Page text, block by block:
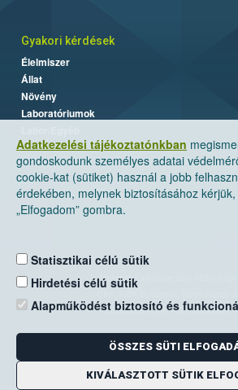
Adatkezelési tájékoztatónkban
gondoskodunk személyes adatai
cookie-kat (sütiket) használ a jobb
érdekében, melynek biztosításához
„Elfogadom” gombra.
Statisztikai célú sütik
Hirdetési célú sütik
Alapműködést biztosító és
ÖSSZES SÜTI
KIVÁLASZTOTT SÜTIK
Gyakori kérdések
Élelmiszer
Állat
Növény
Laboratóriumok
Nemzeti Élelmiszerlánc-biztonsági
Levelezési cím: 1525 Budapest.
E-mail:
Zöld szám: 06-80/263-244
Telefon: 06-1/ 336-9000